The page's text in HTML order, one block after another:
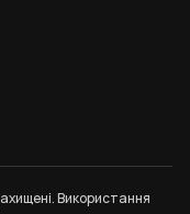
Використання